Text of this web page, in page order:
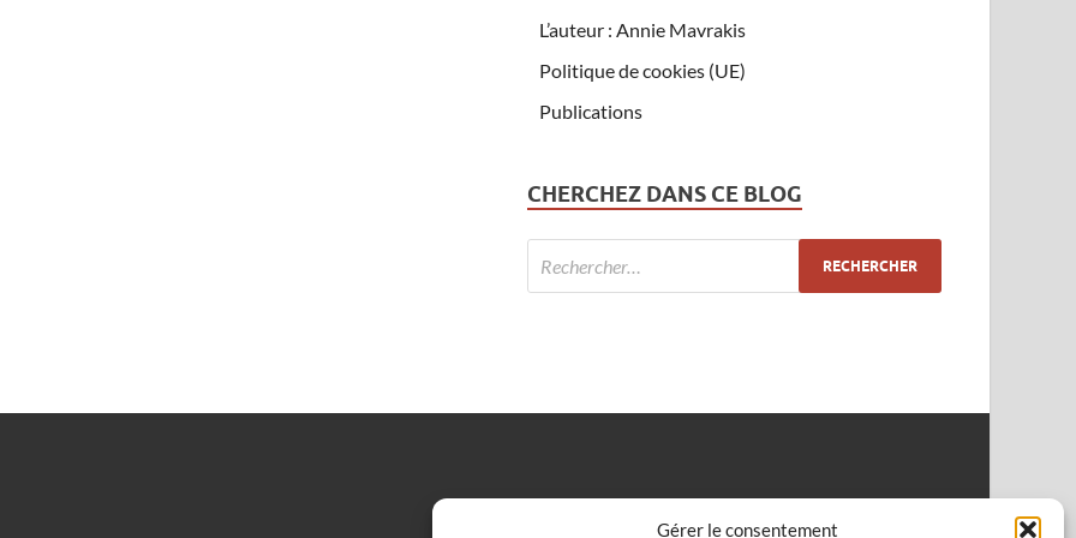
Gérer le consentement
L’auteur : Annie Mavrakis
Politique de cookies (UE)
Publications
CHERCHEZ DANS CE BLOG